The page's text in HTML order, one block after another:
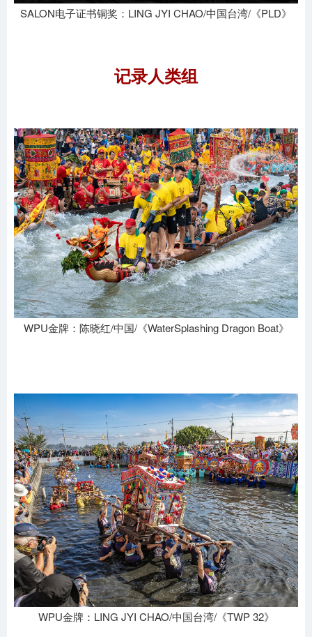
SALON电子证书铜奖：LING JYI CHAO/中国台湾/《PLD》
记录人类组
WPU金牌：陈晓红/中国/《WaterSplashing Dragon Boat》
WPU金牌：LING JYI CHAO/中国台湾/《TWP 32》